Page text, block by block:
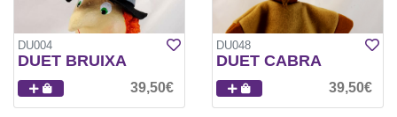
DU004
DUET BRUIXA
39,50€
DU048
DUET CABRA
39,50€